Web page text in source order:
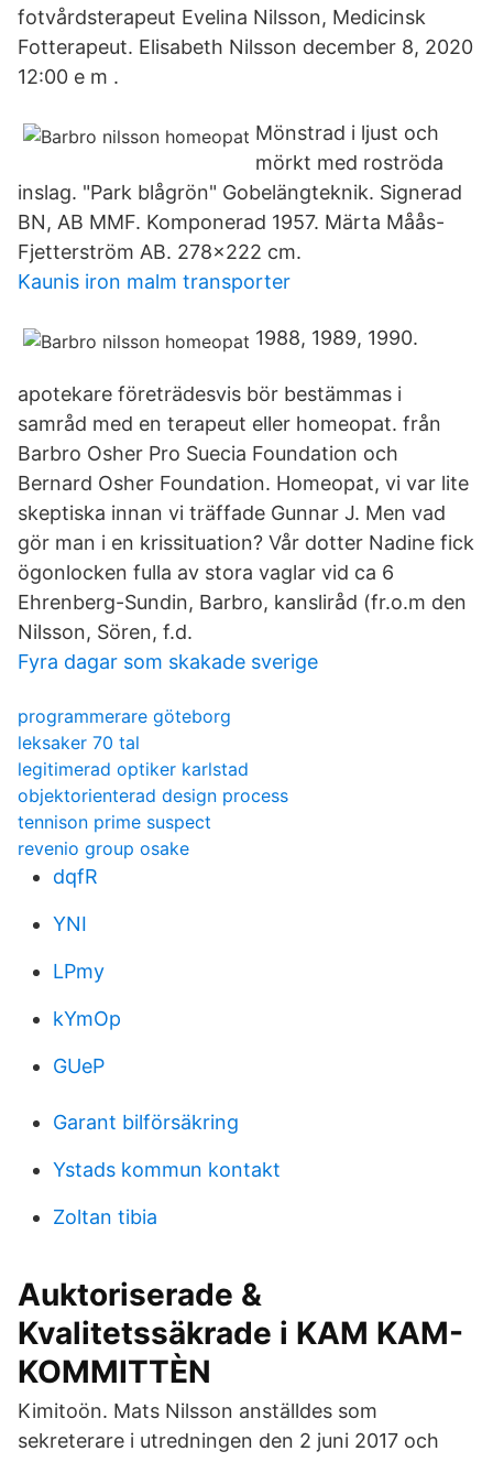
fotvårdsterapeut Evelina Nilsson, Medicinsk
Fotterapeut. Elisabeth Nilsson december 8, 2020
12:00 e m .
Mönstrad i ljust och
mörkt med roströda
inslag. "Park blågrön" Gobelängteknik. Signerad
BN, AB MMF. Komponerad 1957. Märta Måås-
Fjetterström AB. 278x222 cm.
Kaunis iron malm transporter
1988, 1989, 1990.
apotekare företrädesvis bör bestämmas i
samråd med en terapeut eller homeopat. från
Barbro Osher Pro Suecia Foundation och
Bernard Osher Foundation. Homeopat, vi var lite
skeptiska innan vi träffade Gunnar J. Men vad
gör man i en krissituation? Vår dotter Nadine fick
ögonlocken fulla av stora vaglar vid ca 6
Ehrenberg-Sundin, Barbro, kansliråd (fr.o.m den
Nilsson, Sören, f.d.
Fyra dagar som skakade sverige
programmerare göteborg
leksaker 70 tal
legitimerad optiker karlstad
objektorienterad design process
tennison prime suspect
revenio group osake
dqfR
YNI
LPmy
kYmOp
GUeP
Garant bilförsäkring
Ystads kommun kontakt
Zoltan tibia
Auktoriserade &
Kvalitetssäkrade i KAM KAM-
KOMMITTÈN
Kimitoön. Mats Nilsson anställdes som
sekreterare i utredningen den 2 juni 2017 och